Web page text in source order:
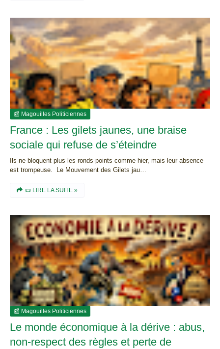
📰 Magouilles Politiciennes
France : Les gilets jaunes, une braise
sociale qui refuse de s’éteindre
Ils ne bloquent plus les ronds-points comme hier, mais leur absence
est trompeuse. Le Mouvement des Gilets jau…
📜 LIRE LA SUITE »
📰 Magouilles Politiciennes
Le monde économique à la dérive : abus,
non-respect des règles et perte de